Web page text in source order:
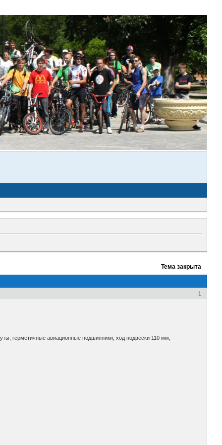
Тема закрыта
1
герметичные авиационные подшипники, ход подвески 110 мм,